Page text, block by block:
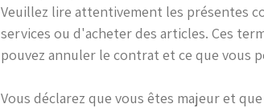
Veuillez lire attentivement les présentes
services ou d'acheter des articles. Ces
pouvez annuler le contrat et ce que vous
Vous déclarez que vous êtes majeur et